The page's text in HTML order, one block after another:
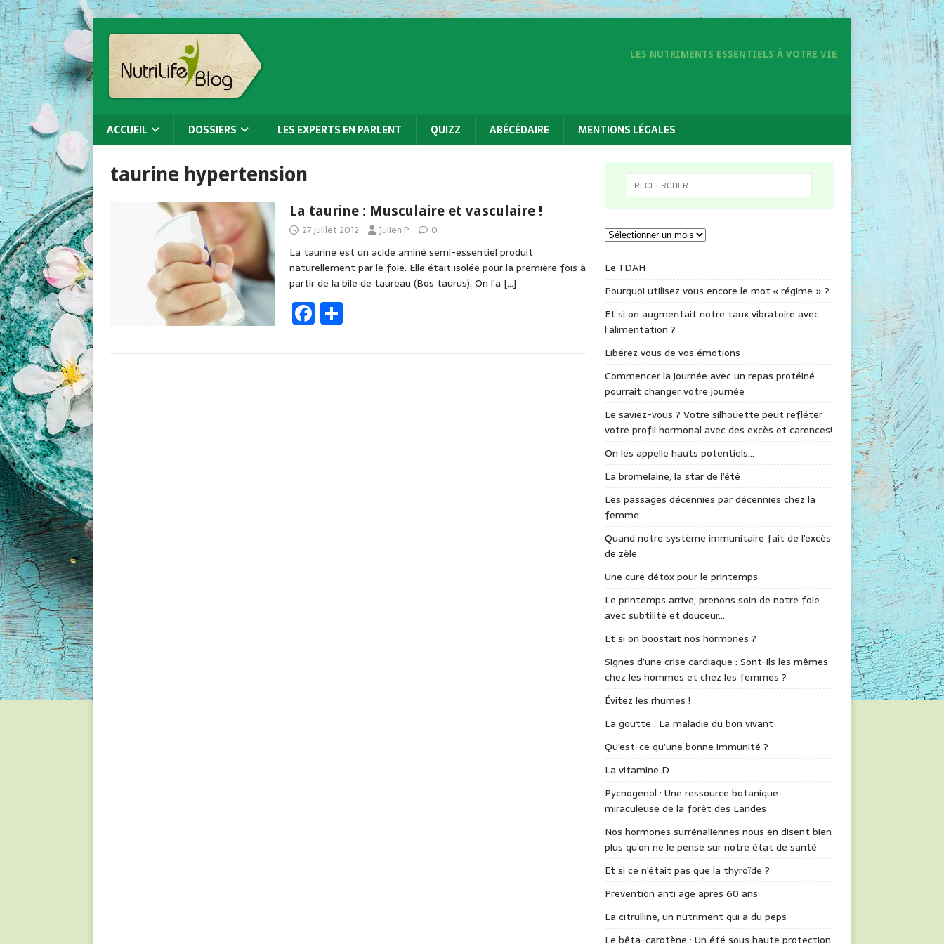
LES NUTRIMENTS ESSENTIELS À VOTRE VIE
ACCUEIL DOSSIERS LES EXPERTS EN PARLENT QUIZZ ABÉCÉDAIRE MENTIONS LÉGALES
taurine hypertension
La taurine : Musculaire et vasculaire !
27 juillet 2012 Julien P 0
La taurine est un acide aminé semi-essentiel produit
naturellement par le foie. Elle était isolée pour la première fois à
partir de la bile de taureau (Bos taurus). On l’a […]
F
ac
Le TDAH
Pourquoi utilisez vous encore le mot « régime » ?
Et si on augmentait notre taux vibratoire avec
l’alimentation ?
Libérez vous de vos émotions
Commencer la journée avec un repas protéiné
pourrait changer votre journée
Le saviez-vous ? Votre silhouette peut refléter
votre profil hormonal avec des excès et carences!
On les appelle hauts potentiels…
La bromelaine, la star de l’été
Les passages décennies par décennies chez la
femme
Quand notre système immunitaire fait de l’excès
de zèle
Une cure détox pour le printemps
Le printemps arrive, prenons soin de notre foie
avec subtilité et douceur…
Et si on boostait nos hormones ?
Signes d’une crise cardiaque : Sont-ils les mêmes
chez les hommes et chez les femmes ?
Évitez les rhumes !
La goutte : La maladie du bon vivant
Qu’est-ce qu’une bonne immunité ?
La vitamine D
Pycnogenol : Une ressource botanique
miraculeuse de la forêt des Landes
Nos hormones surrénaliennes nous en disent bien
plus qu’on ne le pense sur notre état de santé
Et si ce n’était pas que la thyroïde ?
Prevention anti age apres 60 ans
La citrulline, un nutriment qui a du peps
Le bêta-carotène : Un été sous haute protection